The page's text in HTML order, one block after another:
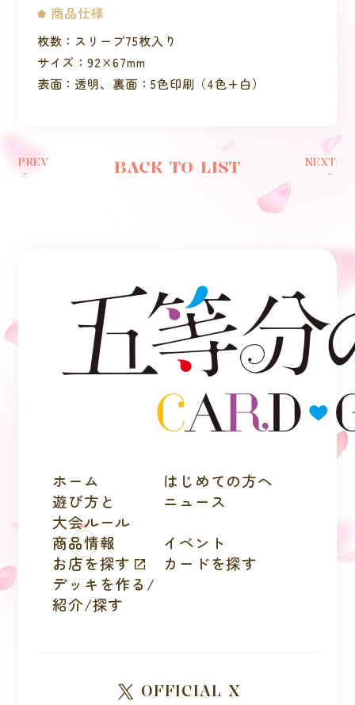
商品仕様
枚数：スリーブ75枚入り
サイズ：92×67mm
表面：透明、裏面：5色印刷（4色+白）
PREV BACK TO LIST NEXT
ホーム
はじめての方へ
遊び方と
大会ルール
ニュース
商品情報
イベント
お店を探す
カードを探す
デッキを作る/
紹介/探す
OFFICIAL X